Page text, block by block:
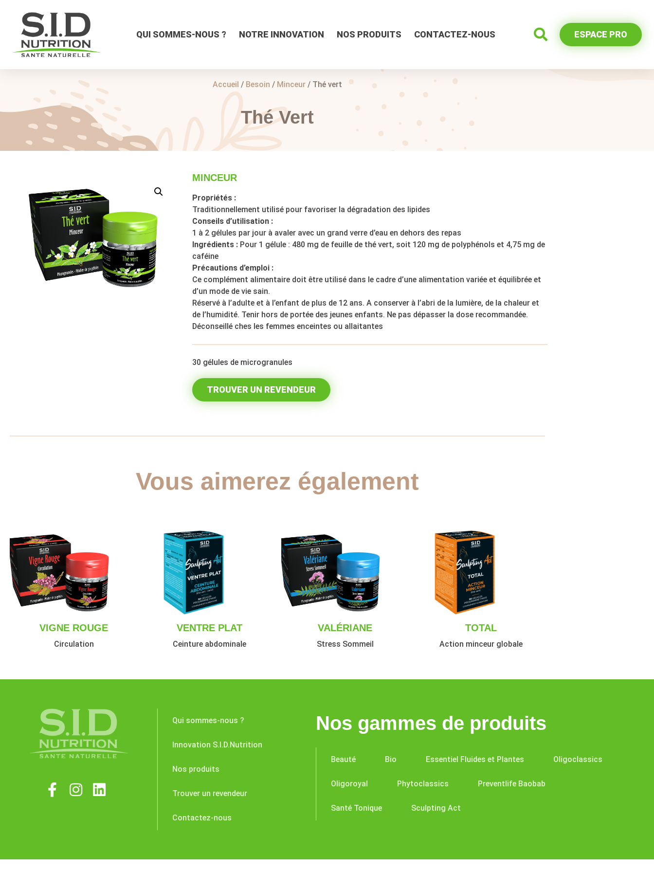
QUI SOMMES-NOUS ? NOTRE INNOVATION NOS PRODUITS CONTACTEZ-NOUS ESPACE PRO
Accueil / Besoin / Minceur / Thé vert
Thé Vert
MINCEUR
Propriétés :
Traditionnellement utilisé pour favoriser la dégradation des lipides
Conseils d’utilisation :
1 à 2 gélules par jour à avaler avec un grand verre d’eau en dehors des repas
Ingrédients :Pour 1 gélule : 480 mg de feuille de thé vert, soit 120 mg de polyphénols et 4,75 mg de
caféine
Précautions d’emploi :
Ce complément alimentaire doit être utilisé dans le cadre d’une alimentation variée et équilibrée et
d’un mode de vie sain.
Réservé à l’adulte et à l’enfant de plus de 12 ans. A conserver à l’abri de la lumière, de la chaleur et
de l’humidité. Tenir hors de portée des jeunes enfants. Ne pas dépasser la dose recommandée.
Déconseillé ches les femmes enceintes ou allaitantes
30 gélules de microgranules
TROUVER UN REVENDEUR
Vous aimerez également
VIGNE ROUGE
Circulation
VENTRE PLAT
Ceinture abdominale
VALÉRIANE
Stress Sommeil
TOTAL
Action minceur globale
Qui sommes-nous ?
Innovation S.I.D.Nutrition
Nos produits
Trouver un revendeur
Contactez-nous
Nos gammes de produits
Beauté Bio Essentiel Fluides et Plantes Oligoclassics
Oligoroyal Phytoclassics Preventlife Baobab
Santé Tonique Sculpting Act